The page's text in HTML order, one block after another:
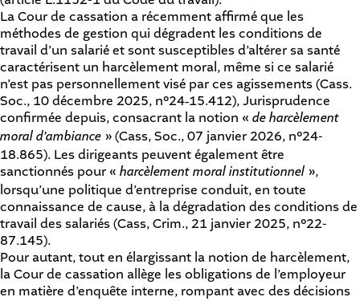
La Cour de cassation a récemment affirmé que les
méthodes de gestion qui dégradent les conditions de
travail d’un salarié et sont susceptibles d’altérer sa santé
caractérisent un harcèlement moral, même si ce salarié
n’est pas personnellement visé par ces agissements (Cass.
Soc., 10 décembre 2025, n°24‑15.412), Jurisprudence
confirmée depuis, consacrant la notion « de harcèlement
moral d’ambiance » (Cass, Soc., 07 janvier 2026, n°24-
18.865). Les dirigeants peuvent également être
sanctionnés pour « harcèlement moral institutionnel »,
lorsqu’une politique d’entreprise conduit, en toute
connaissance de cause, à la dégradation des conditions de
travail des salariés (Cass, Crim., 21 janvier 2025, n°22-
87.145).
Pour autant, tout en élargissant la notion de harcèlement,
la Cour de cassation allège les obligations de l’employeur
en matière d’enquête interne, rompant avec des décisions